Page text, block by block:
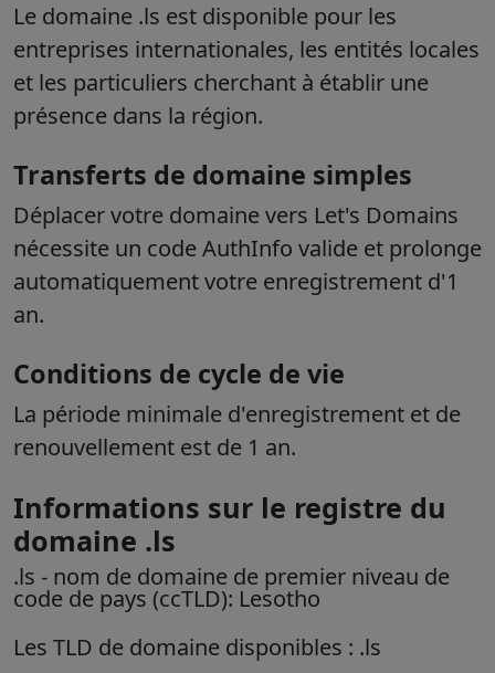
Le domaine .ls est disponible pour les
entreprises internationales, les entités locales
et les particuliers cherchant à établir une
présence dans la région.
Transferts de domaine simples
Déplacer votre domaine vers Let's Domains
nécessite un code AuthInfo valide et prolonge
automatiquement votre enregistrement d'1
an.
Conditions de cycle de vie
La période minimale d'enregistrement et de
renouvellement est de 1 an.
Informations sur le registre du
domaine .ls
.ls - nom de domaine de premier niveau de
code de pays (ccTLD): Lesotho
Les TLD de domaine disponibles : .ls